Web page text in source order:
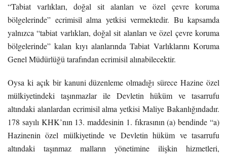
“Tabiat varlıkları, doğal sit alanları ve özel çevre koruma
bölgelerinde” ecrimisil alma yetkisi vermektedir. Bu kapsamda
yalnızca “tabiat varlıkları, doğal sit alanları ve özel çevre koruma
bölgelerinde” kalan kıyı alanlarında Tabiat Varlıklarını Koruma
Genel Müdürlüğü tarafından ecrimisil alınabilecektir.
Oysa ki açık bir kanuni düzenleme olmadığı sürece Hazine özel
mülkiyetindeki taşınmazlar ile Devletin hüküm ve tasarrufu
altındaki alanlardan ecrimisil alma yetkisi Maliye Bakanlığındadır.
178 sayılı KHK’nın 13. maddesinin 1. fıkrasının (a) bendinde “a)
Hazinenin özel mülkiyetinde ve Devletin hüküm ve tasarrufu
altındaki taşınmaz malların yönetimine ilişkin hizmetleri,